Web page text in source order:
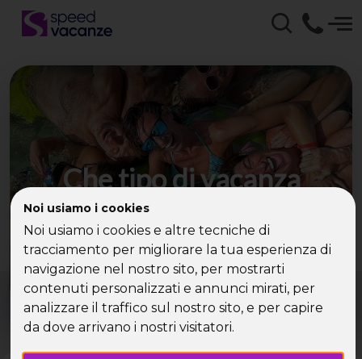
Noi usiamo i cookies
Noi usiamo i cookies e altre tecniche di
tracciamento per migliorare la tua esperienza di
navigazione nel nostro sito, per mostrarti
contenuti personalizzati e annunci mirati, per
analizzare il traffico sul nostro sito, e per capire
da dove arrivano i nostri visitatori.
Che tipo di vacanza
cerchi?
Scegli la tua destinazione tra le diverse proposte
di Speed Vacanze®
Dove? Quando?
Tutto l'anno